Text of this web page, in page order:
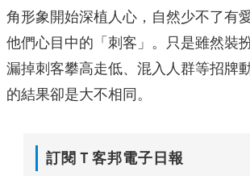
角形象開始深植人心，自然少不了有
他們心目中的「刺客」。只是雖然裝
漏掉刺客攀高走低、混入人群等招牌
的結果卻是大不相同。
訂閱Ｔ客邦電子日報